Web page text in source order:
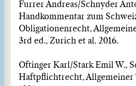
Furrer Andreas/Schnyder
Handkommentar zum
Obligationenrecht,
3rd ed., Zurich et al. 2016.
Oftinger Karl/Stark Emil W.,
Haftpflichtrecht, Allgemeiner